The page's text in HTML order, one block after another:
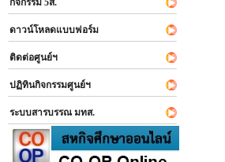
กิจกรรม 5ส.
ดาวน์โหลดแบบฟอร์ม
ติดต่อศูนย์ฯ
ปฏิทินกิจกรรมศูนย์ฯ
ระบบสารบรรณ มทส.